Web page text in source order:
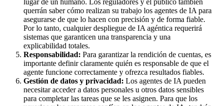
querrán saber cómo realizan su trabajo los agentes de IA para
asegurarse de que lo hacen con precisión y de forma fiable.
Por lo tanto, cualquier despliegue de IA agéntica requerirá
sistemas que garanticen una transparencia y una
explicabilidad totales.
Responsabilidad: Para garantizar la rendición de cuentas, es
importante definir claramente quién es responsable de que el
agente funcione correctamente y ofrezca resultados fiables.
Gestión de datos y privacidad: Los agentes de IA pueden
necesitar acceder a datos personales u otros datos sensibles
para completar las tareas que se les asignen. Para que los